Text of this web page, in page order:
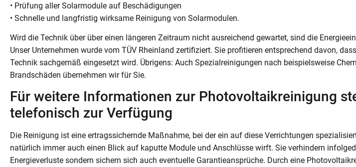
• Prüfung aller Solarmodule auf Beschädigungen
• Schnelle und langfristig wirksame Reinigung von Solarmodulen.
Wird die Technik über über einen längeren Zeitraum nicht ausreichend gewartet, sind die
Unser Unternehmen wurde vom TÜV Rheinland zertifiziert. Sie profitieren entsprechend davon,
Technik sachgemäß eingesetzt wird. Übrigens: Auch Spezialreinigungen nach beispielsweise
Brandschäden übernehmen wir für Sie.
Für weitere Informationen zur Photovoltaikreinigung
telefonisch zur Verfügung
Die Reinigung ist eine ertragssichernde Maßnahme, bei der ein auf diese Verrichtungen
natürlich immer auch einen Blick auf kaputte Module und Anschlüsse wirft. Sie verhindern
Energieverluste sondern sichern sich auch eventuelle Garantieansprüche. Durch eine